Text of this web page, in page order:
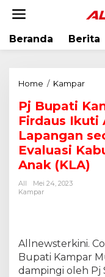
Beranda Berita
Home / Kampar
B
u
p
t
i
r
M
u
Pj Bupati
Firdaus Ikuti
Lapangan
Evaluasi
Anak (KLA)
All
Mei 24, 2023
Kampar
Allnewsterkini.
Bupati Kampar
dampingi oleh Pj